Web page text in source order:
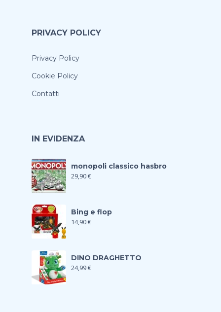
PRIVACY POLICY
Privacy Policy
Cookie Policy
Contatti
IN EVIDENZA
monopoli classico hasbro
29,90€
Bing e flop
14,90€
DINO DRAGHETTO
24,99€